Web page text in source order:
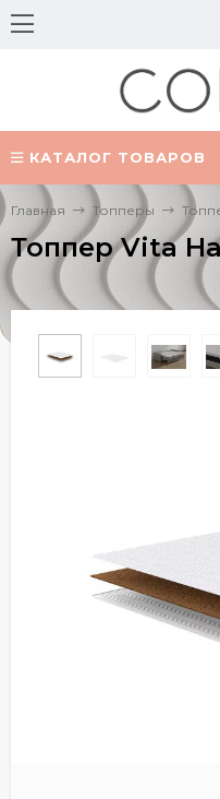
КАТАЛОГ ТОВАРОВ
Главная Топперы
Топпер Vita